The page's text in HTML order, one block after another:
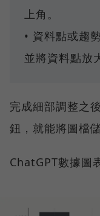
上角。
• 資料點或趨
並將資料點放
完成細部調整之
鈕，就能將圖檔
ChatGPT數據圖